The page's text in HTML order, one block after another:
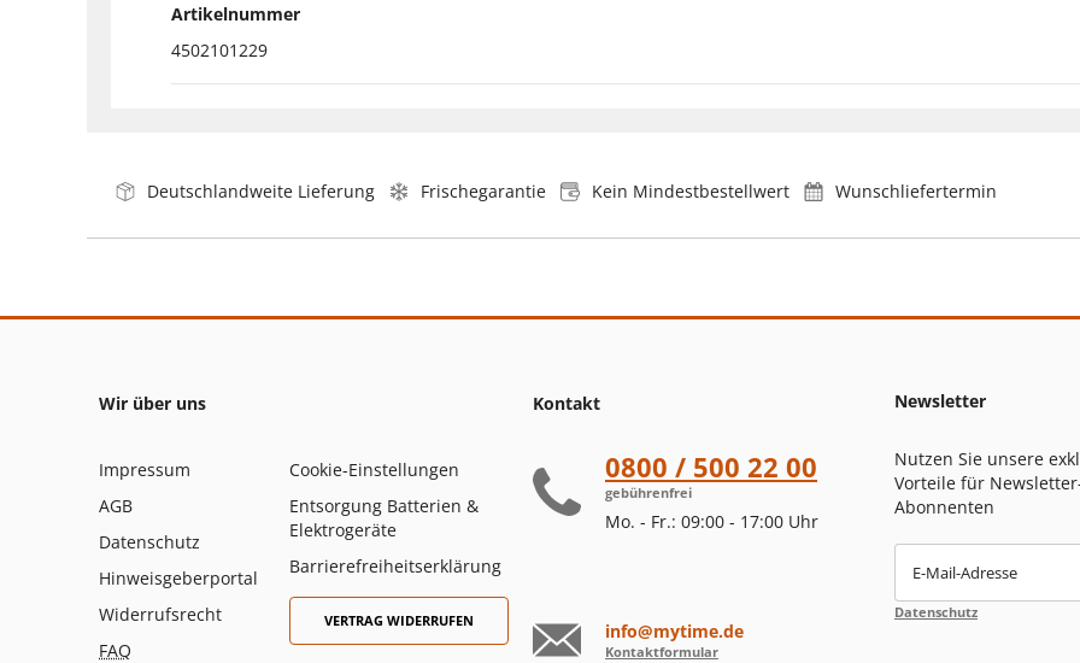
Artikelnummer
4502101229
Deutschlandweite Lieferung Frischegarantie Kein Mindestbestellwert Wunschliefertermin
Wir über uns
Impressum
AGB
Datenschutz
Hinweisgeberportal
Widerrufsrecht
FAQ
Cookie-Einstellungen
Entsorgung Batterien &
Elektrogeräte
Barrierefreiheitserklärung
VERTRAG WIDERRUFEN
Kontakt
0800 / 500 22 00
gebührenfrei
Mo. - Fr.: 09:00 - 17:00 Uhr
info@mytime.de
Kontaktformular
Newsletter
Nutzen Sie unsere
Vorteile für
Abonnenten
E-Mail-Adresse
Datenschutz